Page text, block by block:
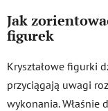
Jak
figurek
Kryształowe figurki
przyciągają uwagi
wykonania. Właśnie